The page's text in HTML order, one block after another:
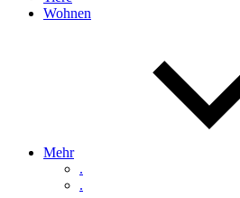
Wohnen
Mehr
.
.